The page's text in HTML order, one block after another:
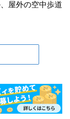
屋外の空中歩道